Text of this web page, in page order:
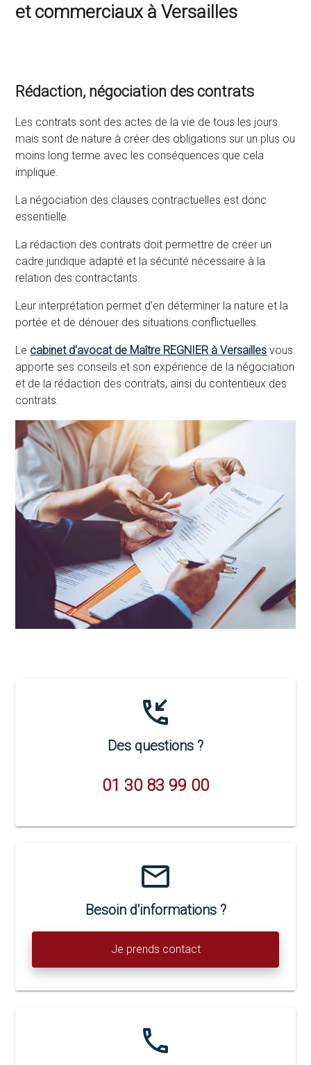
et commerciaux à Versailles
Rédaction, négociation des contrats
Les contrats sont des actes de la vie de tous les jours
mais sont de nature à créer des obligations sur un plus ou
moins long terme avec les conséquences que cela
implique.
La négociation des clauses contractuelles est donc
essentielle.
La rédaction des contrats doit permettre de créer un
cadre juridique adapté et la sécurité nécessaire à la
relation des contractants.
Leur interprétation permet d’en déterminer la nature et la
portée et de dénouer des situations conflictuelles.
Le cabinet d'avocat de Maître REGNIER à Versailles vous
apporte ses conseils et son expérience de la négociation
et de la rédaction des contrats, ainsi du contentieux des
contrats.
phone_callback
Des questions ?
01 30 83 99 00
email
Besoin d'informations ?
Je prends contact
phone